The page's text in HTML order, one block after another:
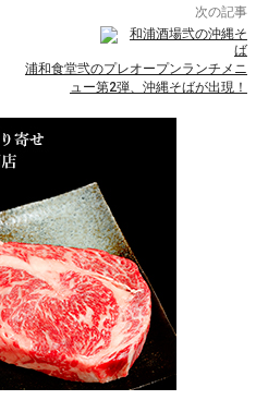
次の記事
浦和食堂弐のプレオープンランチメニ
ュー第2弾、沖縄そばが出現！